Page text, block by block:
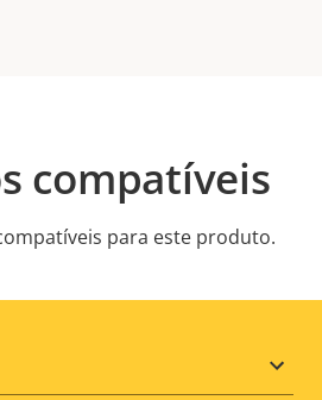
compatíveis
para este produto.